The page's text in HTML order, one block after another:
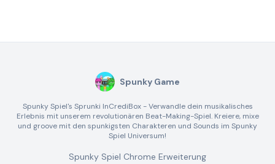
Spunky Game
Spunky Spiel's Sprunki InCrediBox - Verwandle dein musikalisches
Erlebnis mit unserem revolutionären Beat-Making-Spiel. Kreiere, mixe
und groove mit den spunkigsten Charakteren und Sounds im Spunky
Spiel Universum!
Spunky Spiel Chrome Erweiterung